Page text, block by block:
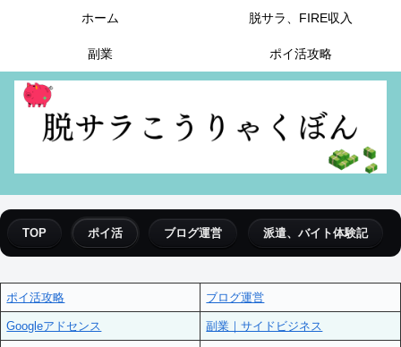
ホーム 脱サラ、FIRE収入
副業 ポイ活攻略
TOP ポイ活 ブログ運営 派遣、バイト体験記
ポイ活攻略 ブログ運営
Googleアドセンス 副業｜サイドビジネス